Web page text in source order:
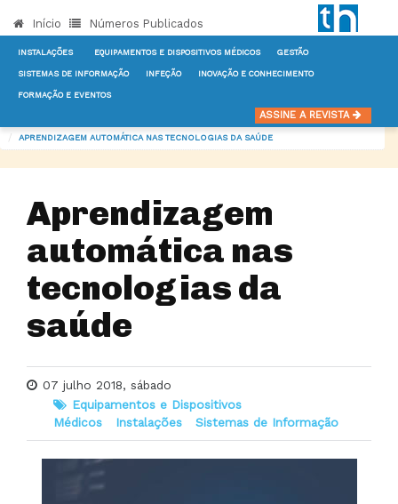
Início Números Publicados
INSTALAÇÕES EQUIPAMENTOS E DISPOSITIVOS MÉDICOS GESTÃO
SISTEMAS DE INFORMAÇÃO INFEÇÃO INOVAÇÃO E CONHECIMENTO
FORMAÇÃO E EVENTOS
ASSINE A REVISTA
EQUIPAMENTOS E DISPOSITIVOS MÉDICOS
APRENDIZAGEM AUTOMÁTICA NAS TECNOLOGIAS DA SAÚDE
Aprendizagem
automática nas
tecnologias da
saúde
07 julho 2018, sábado
Equipamentos e Dispositivos
Médicos
Instalações Sistemas de Informação